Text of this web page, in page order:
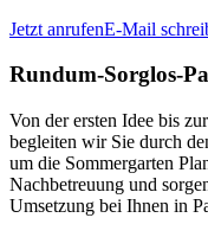
Jetzt anrufenE-Mail
Rundum-Sorglos-
Von der ersten Idee bis
begleiten wir Sie durch
um die Sommergarten
Nachbetreuung und
Umsetzung bei Ihnen in